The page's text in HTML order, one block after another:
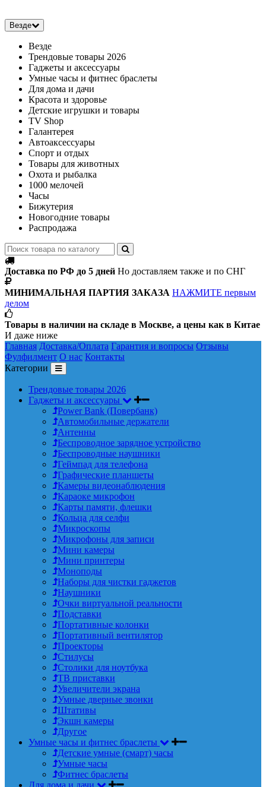
Везде
Везде
Трендовые товары 2026
Гаджеты и аксессуары
Умные часы и фитнес браслеты
Для дома и дачи
Красота и здоровье
Детские игрушки и товары
TV Shop
Галантерея
Автоаксессуары
Спорт и отдых
Товары для животных
Охота и рыбалка
1000 мелочей
Часы
Бижутерия
Новогодние товары
Распродажа
Доставка по РФ до 5 дней Но доставляем также и по СНГ
МИНИМАЛЬНАЯ ПАРТИЯ ЗАКАЗА НАЖМИТЕ первым
делом
Товары в наличии на складе в Москве, а цены как в Китае
И даже ниже
Главная Доставка/Оплата Гарантия и вопросы Отзывы
Фулфилмент О нас Контакты
Категории
Трендовые товары 2026
Гаджеты и аксессуары
Power Bank (Повербанк)
Автомобильные держатели
Антенны
Беспроводное зарядное устройство
Беспроводные наушники
Геймпад для телефона
Графические планшеты
Камеры видеонаблюдения
Караоке микрофон
Карты памяти, флешки
Кольца для селфи
Микроскопы
Микрофоны для записи
Мини камеры
Мини принтеры
Моноподы
Наборы для чистки гаджетов
Наушники
Очки виртуальной реальности
Подставки
Портативные колонки
Портативный вентилятор
Проекторы
Стилусы
Столики для ноутбука
ТВ приставки
Увеличители экрана
Умные дверные звонки
Штативы
Экшн камеры
Другое
Умные часы и фитнес браслеты
Детские умные (смарт) часы
Умные часы
Фитнес браслеты
Для дома и дачи